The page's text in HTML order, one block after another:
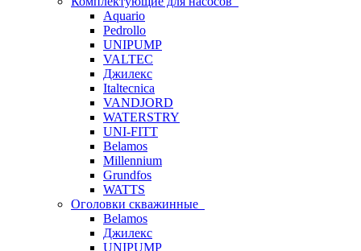
Aquario
Pedrollo
UNIPUMP
VALTEC
Джилекс
Italtecnica
VANDJORD
WATERSTRY
UNI-FITT
Belamos
Millennium
Grundfos
WATTS
Оголовки скважинные
Belamos
Джилекс
UNIPUMP